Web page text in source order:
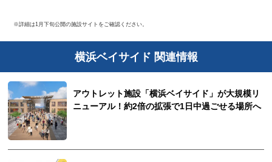
※詳細は1月下旬公開の施設サイトをご確認ください。
横浜ベイサイド 関連情報
アウトレット施設「横浜ベイサイド」が大規模リ
ニューアル！約2倍の拡張で1日中過ごせる場所へ